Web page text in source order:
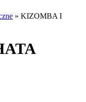
» KIZOMBA I